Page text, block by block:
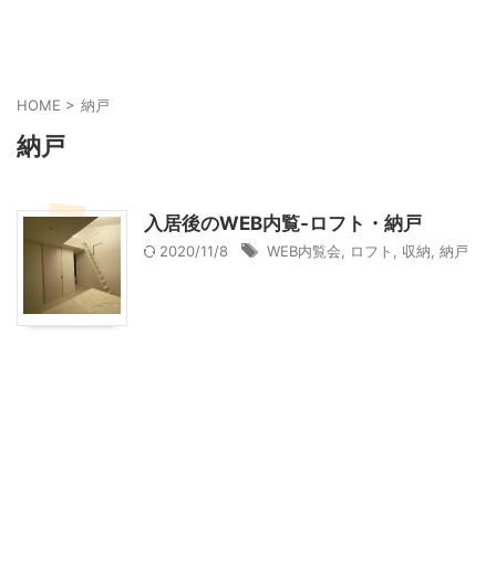
HOME > 納戸
納戸
入居後のWEB内覧-ロフト・納戸
2020/11/8 WEB内覧会 ロフト 収納 納戸